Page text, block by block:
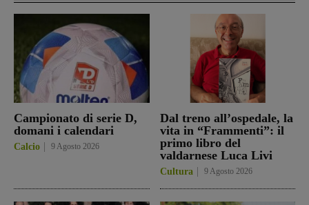
Campionato di serie D,
domani i calendari
Calcio 9 Agosto 2026
Dal treno all’ospedale, la
vita in “Frammenti”: il
primo libro del
valdarnese Luca Livi
Cultura 9 Agosto 2026